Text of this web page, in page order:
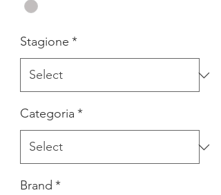
Stagione *
Categoria *
Brand *